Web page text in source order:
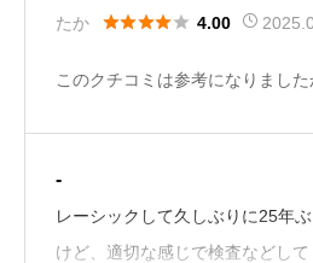
たか
 4.00
このクチコミは参考になりました
-
レーシックして久しぶりに25年
けど、適切な感じで検査などし